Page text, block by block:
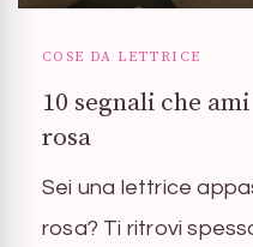
COSE DA LETTRICE
10 segnali che
rosa
Sei una lettrice
rosa? Ti ritrovi